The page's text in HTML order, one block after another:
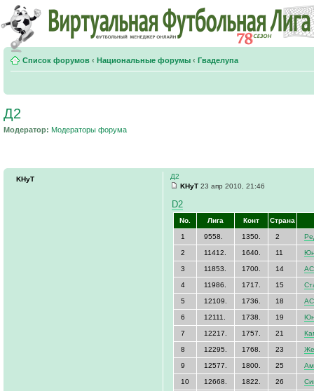
Список форумов ‹ Национальные форумы ‹ Гваделупа
Д2
Модератор: Модераторы форума
Д2
KHyT 23 апр 2010, 21:46
D2
No. Лига Конт Страна
1 9558. 1350. 2
2 11412. 1640. 11
3 11853. 1700. 14 АС
4 11986. 1717. 15
5 12109. 1736. 18 АС
6 12111. 1738. 19
7 12217. 1757. 21
8 12295. 1768. 23
9 12577. 1800. 25
10 12668. 1822. 26
KHyT